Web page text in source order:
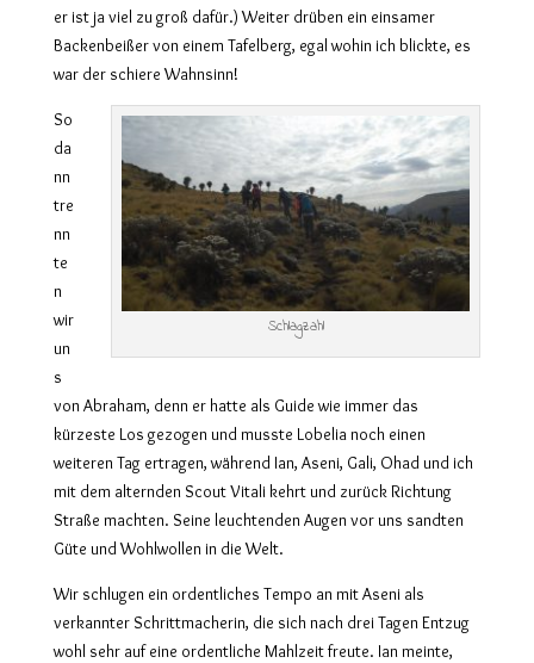
er ist ja viel zu groß dafür.) Weiter drüben ein einsamer
Backenbeißer von einem Tafelberg, egal wohin ich blickte, es
war der schiere Wahnsinn!
Schlagzahl
So
da
nn
tre
nn
te
n
wir
un
s
von Abraham, denn er hatte als Guide wie immer das
kürzeste Los gezogen und musste Lobelia noch einen
weiteren Tag ertragen, während Ian, Aseni, Gali, Ohad und ich
mit dem alternden Scout Vitali kehrt und zurück Richtung
Straße machten. Seine leuchtenden Augen vor uns sandten
Güte und Wohlwollen in die Welt.
Wir schlugen ein ordentliches Tempo an mit Aseni als
verkannter Schrittmacherin, die sich nach drei Tagen Entzug
wohl sehr auf eine ordentliche Mahlzeit freute. Ian meinte,